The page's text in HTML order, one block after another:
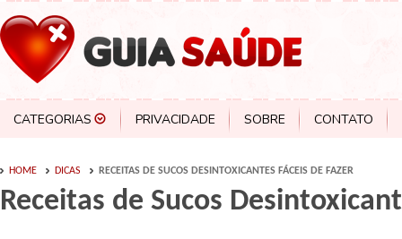
CATEGORIAS PRIVACIDADE SOBRE CONTATO
HOME DICAS RECEITAS DE SUCOS DESINTOXICANTES FÁCEIS DE FAZER
Receitas de Sucos